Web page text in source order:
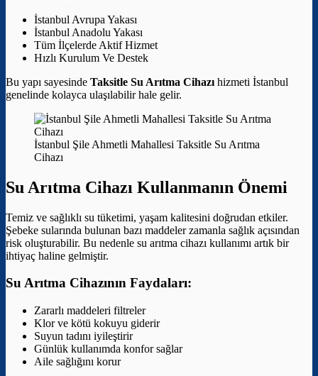
İstanbul Avrupa Yakası
İstanbul Anadolu Yakası
Tüm İlçelerde Aktif Hizmet
Hızlı Kurulum Ve Destek
Bu yapı sayesinde Taksitle Su Arıtma Cihazı hizmeti İstanbul
genelinde kolayca ulaşılabilir hale gelir.
İstanbul Şile Ahmetli Mahallesi Taksitle Su Arıtma
Cihazı
Su Arıtma Cihazı Kullanmanın Önemi
Temiz ve sağlıklı su tüketimi, yaşam kalitesini doğrudan etkiler.
Şebeke sularında bulunan bazı maddeler zamanla sağlık açısından
risk oluşturabilir. Bu nedenle su arıtma cihazı kullanımı artık bir
ihtiyaç haline gelmiştir.
Su Arıtma Cihazının Faydaları:
Zararlı maddeleri filtreler
Klor ve kötü kokuyu giderir
Suyun tadını iyileştirir
Günlük kullanımda konfor sağlar
Aile sağlığını korur